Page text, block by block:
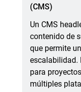
(CMS)
Un CMS
contenido de
que permite
escalabilidad.
para
múltiples